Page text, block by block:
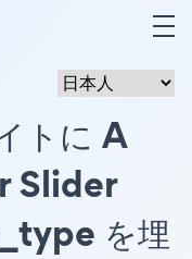
トに A
Slider
を埋